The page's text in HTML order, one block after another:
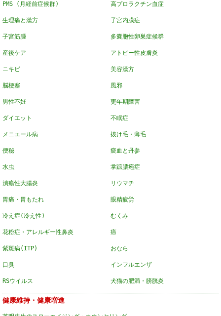
PMS (月経前症候群) 高プロラクチン血症
生理痛と漢方 子宮内膜症
子宮筋腫 多嚢胞性卵巣症候群
産後ケア アトピー性皮膚炎
ニキビ 美容漢方
脳梗塞 風邪
男性不妊 更年期障害
ダイエット 不眠症
メニエール病 抜け毛・薄毛
便秘 瘀血と丹参
水虫 掌蹠膿疱症
潰瘍性大腸炎 リウマチ
胃痛・胃もたれ 眼精疲労
冷え症(冷え性) むくみ
花粉症・アレルギー性鼻炎 癌
紫斑病(ITP) おなら
口臭 インフルエンザ
RSウイルス 犬猫の肥満・膀胱炎
健康維持・健康増進